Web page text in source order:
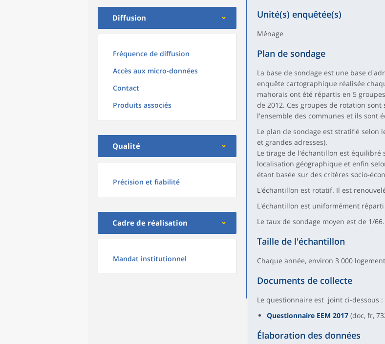
Diffusion
Fréquence de diffusion
Accès aux micro-données
Contact
Produits associés
Qualité
Précision et fiabilité
Cadre de réalisation
Mandat institutionnel
Unité(s) enquêtée(s)
Ménage
Plan de sondage
La base de sondage est une base
enquête cartographique réalisée
mahorais ont été répartis en 5
de 2012. Ces groupes de rotation
l'ensemble des communes et ils sont
Le plan de sondage est stratifié selon
et grandes adresses).
Le tirage de l'échantillon est équilibré
localisation géographique et enfin
étant basée sur des critères socio-
L'échantillon est rotatif. Il est
L'échantillon est uniformément
Le taux de sondage moyen est de 1/66.
Taille de l'échantillon
Chaque année, environ 3 000
Documents de collecte
Le questionnaire est joint ci-dessous :
Questionnaire EEM 2017(doc, fr,
Élaboration des données